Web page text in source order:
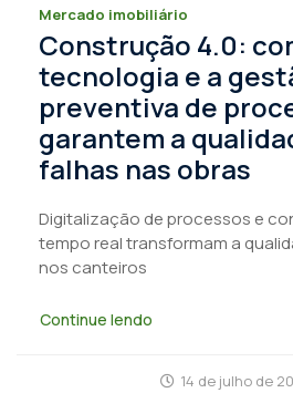
Mercado imobiliário
Construção 4.0:
tecnologia e a
preventiva de
garantem a
falhas nas obras
Digitalização de processos e
tempo real transformam a
nos canteiros
Continue lendo
14 de julho de